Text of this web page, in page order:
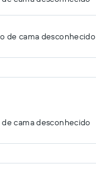
de cama desconhecido
cama desconhecido